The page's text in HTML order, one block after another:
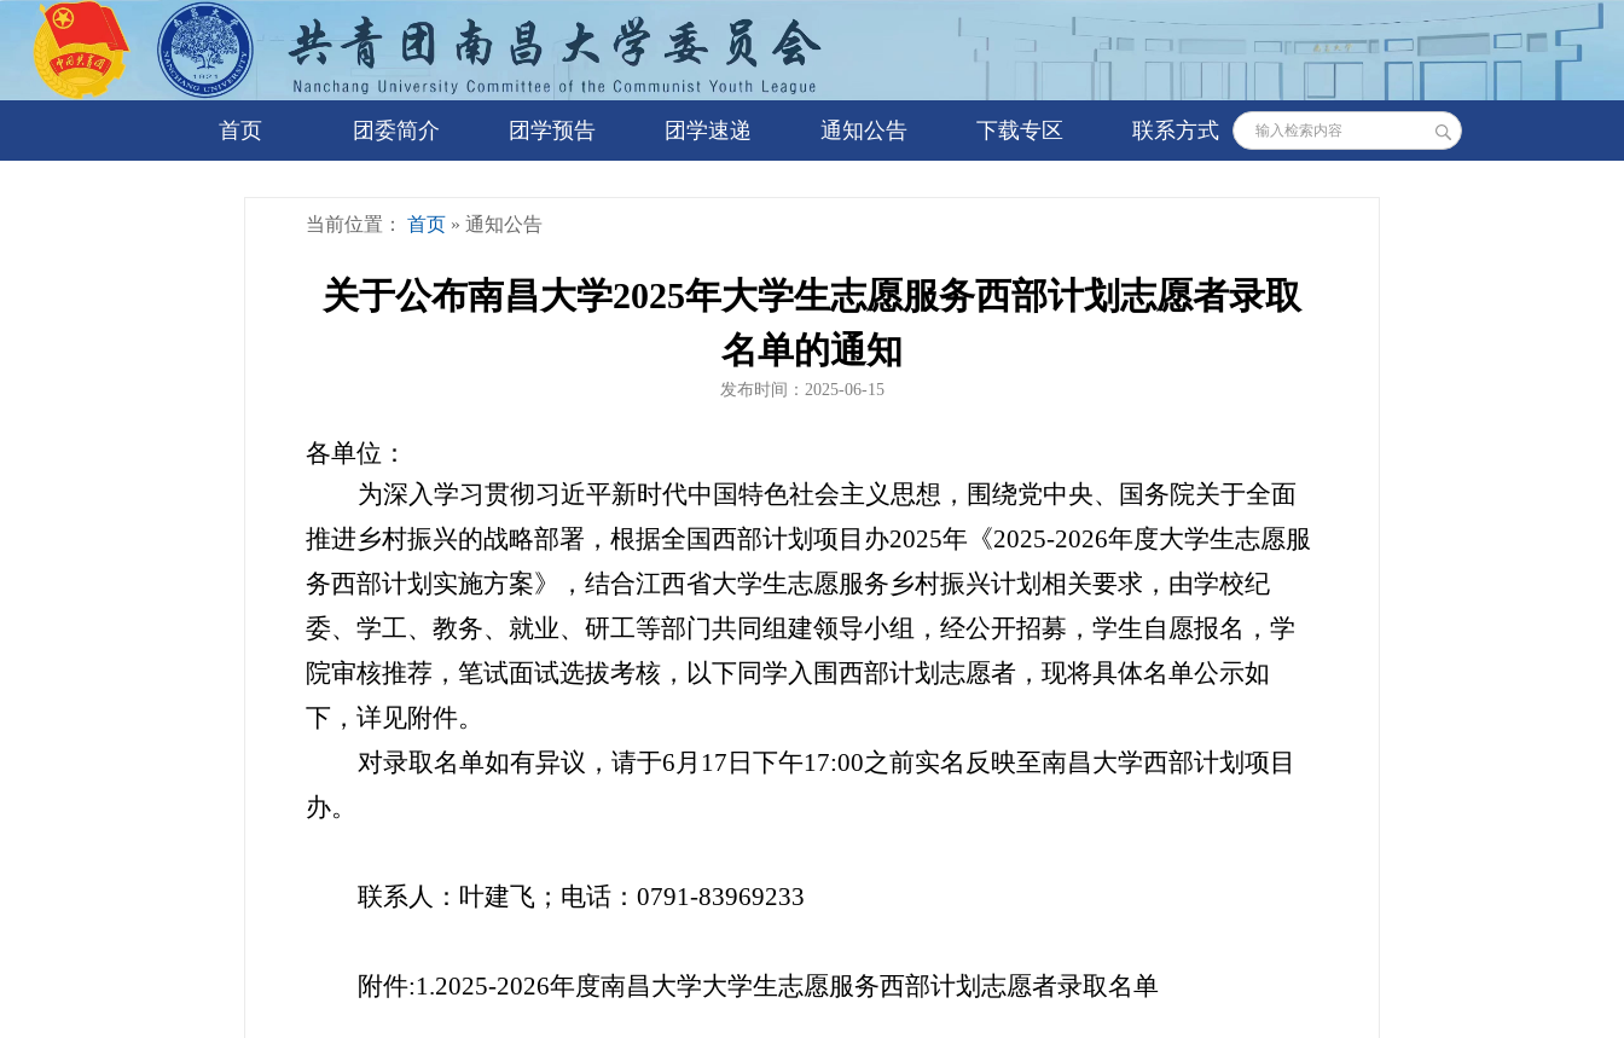
首页 团委简介 团学预告 团学速递 通知公告 下载专区 联系方式
当前位置： 首页» 通知公告
关于公布南昌大学2025年大学生志愿服务西部计划志愿者录取
名单的通知
发布时间：2025-06-15
各单位：
为深入学习贯彻习近平新时代中国特色社会主义思想，围绕党中央、国务院关于全面
推进乡村振兴的战略部署，根据全国西部计划项目办2025年 《2025-2026年度大学生志愿服
务西部计划实施方案》
，结合江西省大学生志愿服务乡村振兴计划相关要求， 由学校纪
委、学工、教务、就业、研工等部门共同组建领导小组 ，经公开招募，学生自愿报名，学
院审核推荐，笔试面试选拔考核，以下同学入围西部计划志愿者，现将具体名单公示如
下，详见附件。
对录取名单如有异议，请于6月 17 日下午17:00之前实名反映至南昌大学西部计划项目
办。
联系人：叶建飞；电话： 0791-83969233
附件:1.2025-2026年度南昌大学大学生志愿服务西部计划志愿者录取名单